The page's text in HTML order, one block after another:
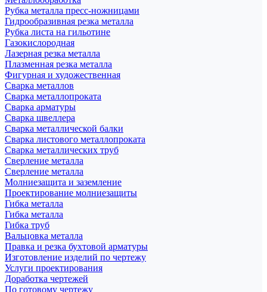
Рубка металла пресс-ножницами
Гидрообразивная резка металла
Рубка листа на гильотине
Газокислородная
Лазерная резка металла
Плазменная резка металла
Фигурная и художественная
Сварка металлов
Сварка металлопроката
Сварка арматуры
Сварка швеллера
Сварка металлической балки
Сварка листового металлопроката
Сварка металлических труб
Сверление металла
Сверление металла
Молниезащита и заземление
Проектирование молниезащиты
Гибка металла
Гибка металла
Гибка труб
Вальцовка металла
Правка и резка бухтовой арматуры
Изготовление изделий по чертежу
Услуги проектирования
Доработка чертежей
По готовому чертежу